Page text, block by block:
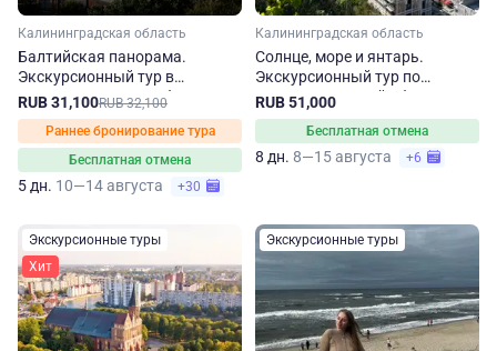
Калининградская область
Балтийская панорама.
Экскурсионный тур в
Калининградскую область
RUB 31,100RUB 32,100
Раннее бронирование тура
Бесплатная отмена
5 дн. 10—14 августа +30
Калининградская область
Солнце, море и янтарь.
Экскурсионный тур по
Калининградской области
RUB 51,000
Бесплатная отмена
8 дн. 8—15 августа +6
Экскурсионные туры
Хит
Экскурсионные туры